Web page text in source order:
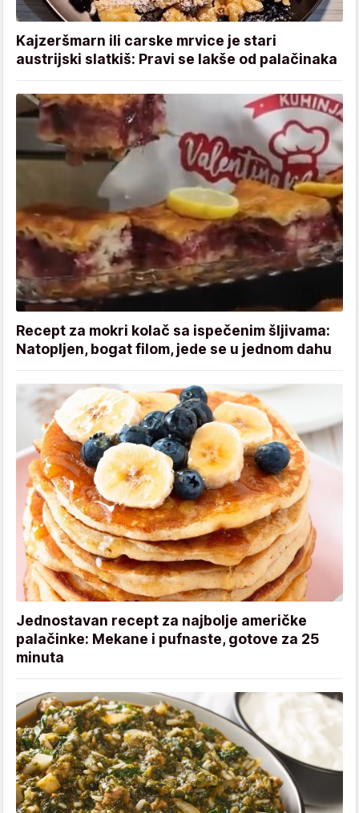
Kajzeršmarn ili carske mrvice je stari
austrijski slatkiš: Pravi se lakše od palačinaka
Recept za mokri kolač sa ispečenim šljivama:
Natopljen, bogat filom, jede se u jednom dahu
Jednostavan recept za najbolje američke
palačinke: Mekane i pufnaste, gotove za 25
minuta